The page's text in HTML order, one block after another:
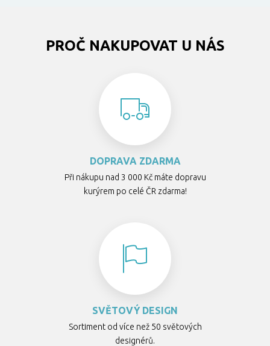
PROČ NAKUPOVAT U NÁS
DOPRAVA ZDARMA
Při nákupu nad 3 000 Kč máte dopravu
kurýrem po celé ČR zdarma!
SVĚTOVÝ DESIGN
Sortiment od více než 50 světových
designérů.